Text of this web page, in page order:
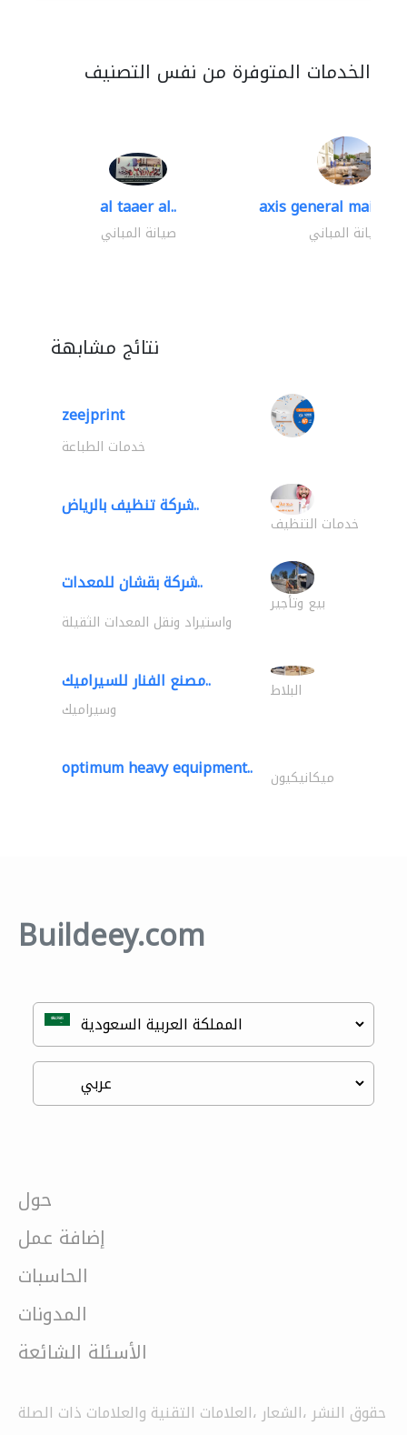
الخدمات المتوفرة من نفس التصنيف
al taaer al..
صيانة المباني
axis general
صيانة المباني
نتائج مشابهة
zeejprint
خدمات الطباعة
شركة تنظيف بالرياض..
خدمات التنظيف
شركة بقشان للمعدات..
بيع وتأجير
واستيراد ونقل المعدات الثقيلة
مصنع الفنار للسيراميك.. البلاط
وسيراميك
optimum heavy equipment.. ميكانيكيون
Buildeey.com
حول
إضافة عمل
الحاسبات
المدونات
الأسئلة الشائعة
حقوق النشر ،الشعار ،العلامات التقنية والعلامات ذات الصلة